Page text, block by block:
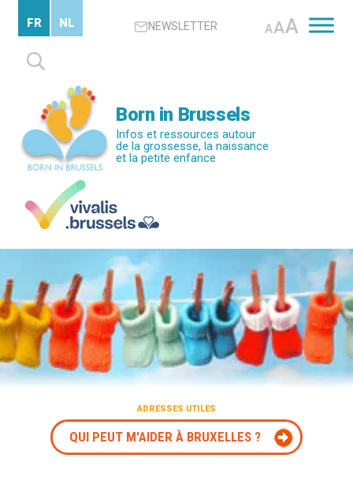
contenu
principal
NEWSLETTER AAA
Rechercher :
FR NL
Born in Brussels
Infos et ressources autour
de la grossesse, la naissance
et la petite enfance
ADRESSES UTILES
QUI PEUT M'AIDER À BRUXELLES ?